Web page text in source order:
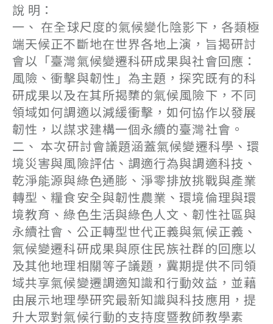
說 明：
一、 在全球尺度的氣候變化陰影下，各類極
端天候正不斷地在世界各地上演，旨揭研討
會以「臺灣氣候變遷科研成果與社會回應：
風險、衝擊與韌性」為主題，探究既有的科
研成果以及在其所揭櫫的氣候風險下，不同
領域如何調適以減緩衝擊，如何協作以發展
韌性，以謀求建構一個永續的臺灣社會。
二、 本次研討會議題涵蓋氣候變遷科學、環
境災害與風險評估、調適行為與調適科技、
乾淨能源與綠色通膨、淨零排放挑戰與產業
轉型、糧食安全與韌性農業、環境倫理與環
境教育、綠色生活與綠色人文、韌性社區與
永續社會、公正轉型世代正義與氣候正義、
氣候變遷科研成果與原住民族社群的回應以
及其他地理相關等子議題，冀期提供不同領
域共享氣候變遷調適知識和行動效益，並藉
由展示地理學研究最新知識與科技應用，提
升大眾對氣候行動的支持度暨教師教學素